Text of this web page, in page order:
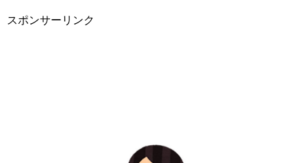
スポンサーリンク